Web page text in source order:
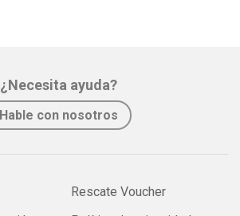
¿Necesita ayuda?
Hable con nosotros
Rescate Voucher